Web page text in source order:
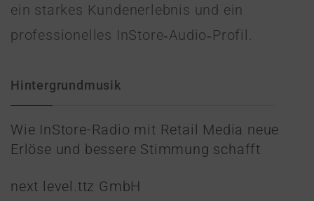
ein starkes Kundenerlebnis und ein
professionelles InStore‑Audio‑Profil.
Hintergrundmusik
Wie InStore-Radio mit Retail Media neue
Erlöse und bessere Stimmung schafft
next level.ttz GmbH